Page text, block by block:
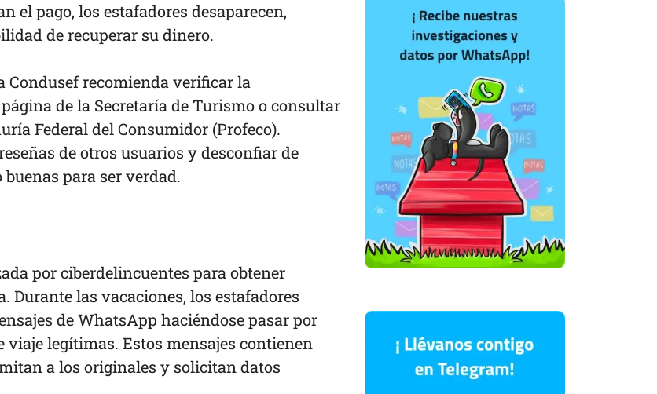
el pago, los estafadores desaparecen,
de recuperar su dinero.
Condusef recomienda verificar la
de la Secretaría de Turismo o consultar
Federal del Consumidor (Profeco).
de otros usuarios y desconfiar de
para ser verdad.
por ciberdelincuentes para obtener
las vacaciones, los estafadores
de WhatsApp haciéndose pasar por
viaje legítimas. Estos mensajes contienen
a los originales y solicitan datos